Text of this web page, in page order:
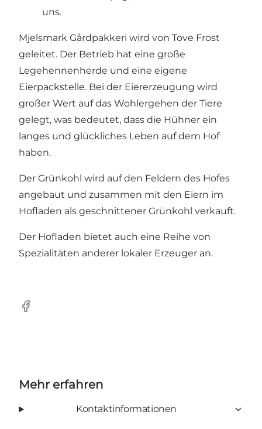
uns.
Mjelsmark Gårdpakkeri wird von Tove Frost
geleitet. Der Betrieb hat eine große
Legehennenherde und eine eigene
Eierpackstelle. Bei der Eiererzeugung wird
großer Wert auf das Wohlergehen der Tiere
gelegt, was bedeutet, dass die Hühner ein
langes und glückliches Leben auf dem Hof
haben.
Der Grünkohl wird auf den Feldern des Hofes
angebaut und zusammen mit den Eiern im
Hofladen als geschnittener Grünkohl verkauft.
Der Hofladen bietet auch eine Reihe von
Spezialitäten anderer lokaler Erzeuger an.
Facebook
Mehr erfahren
Kontaktinformationen